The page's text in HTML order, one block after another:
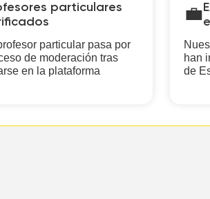
particulares
particular pasa por
de moderación tras
en la plataforma
💼
han
de